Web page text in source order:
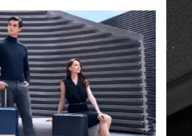
修
料製造產品，並提供可靠的服務支援，
，您的旅程始終領先一步。